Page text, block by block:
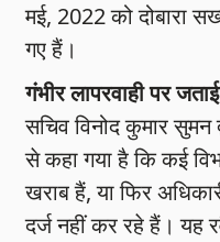
मई, 2022 को दोबारा
गए हैं।
गंभीर लापरवाही पर
सचिव विनोद कुमार सुमन
से कहा गया है कि कई
खराब हैं, या फिर
दर्ज नहीं कर रहे हैं। यह